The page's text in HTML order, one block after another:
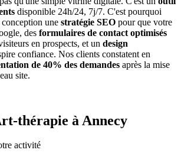
disponible 24h/24, 7j/7. C'est pourquoi
une stratégie SEO pour que votre
des formulaires de contact optimisés
en prospects, et un design
confiance. Nos clients constatent en
de 40% des demandes après la mise
site.
thérapie à Annecy
activité